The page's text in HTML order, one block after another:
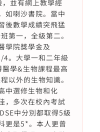
並有網上教學經
如喇沙書院。當中
後數學成績突飛猛
第一，全級第二。
學院獎學金及
。大學一和二年級
學&生物課程最高
以外的生物知識。
中選修生物和化
，多次在校內考試
中分別都取得5級
更是5*。本人更曾